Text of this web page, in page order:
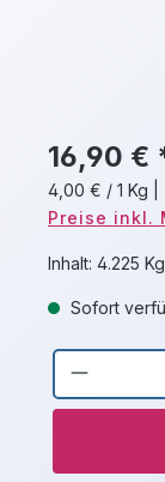
16,90 €
4,00 € / 1 Kg
Preise inkl.
Inhalt: 4.225 Kg
Sofort